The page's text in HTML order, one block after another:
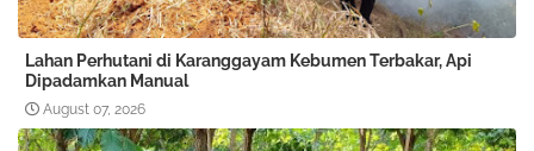
Lahan Perhutani di Karanggayam Kebumen Terbakar, Api
Dipadamkan Manual
August 07, 2026